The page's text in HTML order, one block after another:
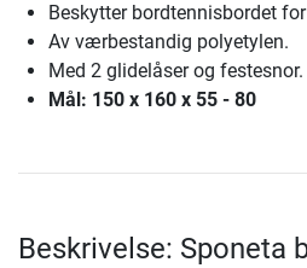
Beskytter bordtennisbordet
Av værbestandig polyetylen.
Med 2 glidelåser og festesnor.
Mål: 150 x 160 x 55 - 80
Beskrivelse: Sponeta